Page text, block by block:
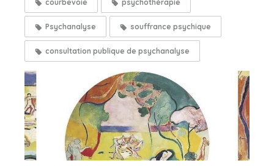
courbevoie psychothérapie
Psychanalyse souffrance psychique
consultation publique de psychanalyse